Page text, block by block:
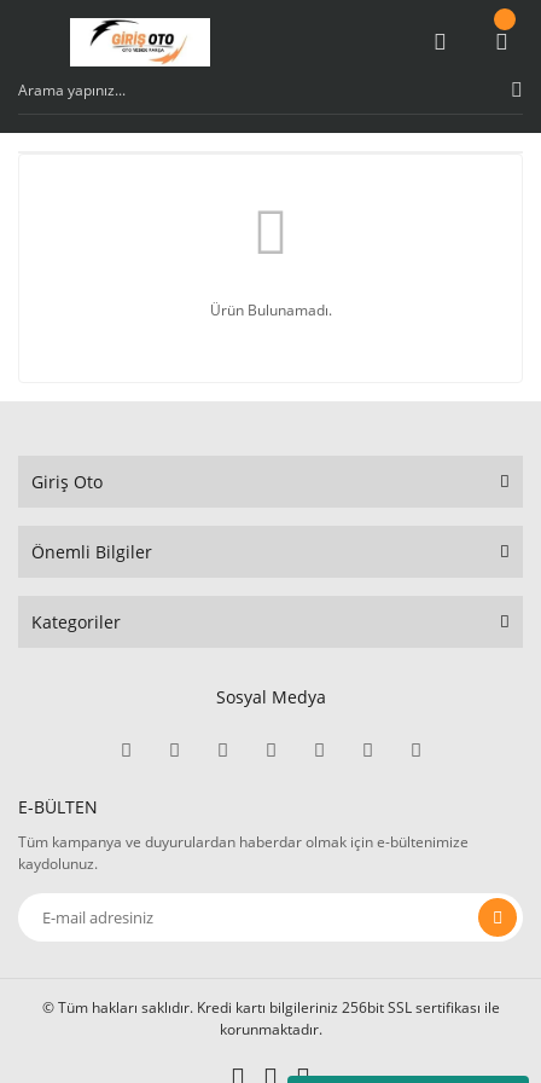
Ürün Bulunamadı.
Giriş Oto
Önemli Bilgiler
Kategoriler
Sosyal Medya
E-BÜLTEN
Tüm kampanya ve duyurulardan haberdar olmak için e-bültenimize
kaydolunuz.
© Tüm hakları saklıdır. Kredi kartı bilgileriniz 256bit SSL sertifikası ile
korunmaktadır.